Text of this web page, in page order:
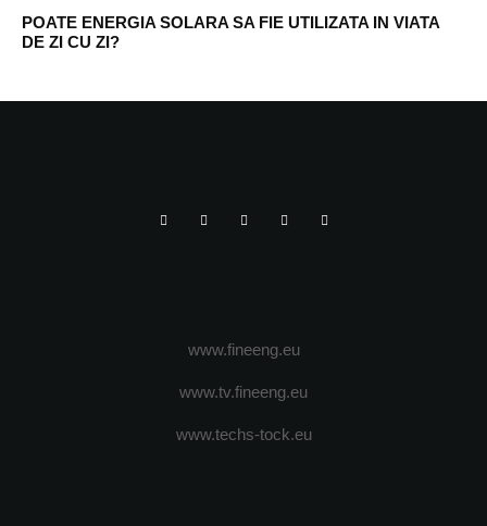
POATE ENERGIA SOLARA SA FIE UTILIZATA IN VIATA
DE ZI CU ZI?
www.fineeng.eu
www.tv.fineeng.eu
www.techs-tock.eu